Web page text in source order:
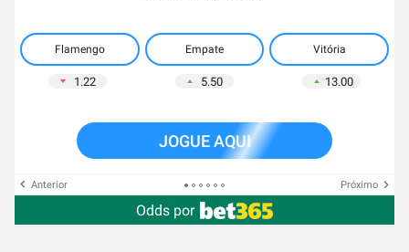
Flamengo Empate Vitória
1.22 5.50 13.00
JOGUE AQUI
Anterior Próximo
Odds por